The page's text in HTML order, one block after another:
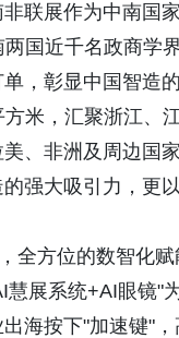
联展作为中南国
国近千名政商学
，彰显中国智造
，汇聚浙江、
、非洲及周边国
强大吸引力，更
方位的数智化赋
展系统+AI眼镜"
海按下"加速键"